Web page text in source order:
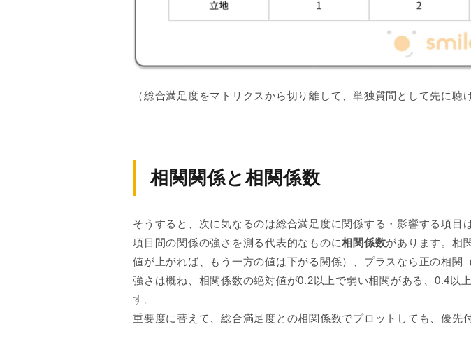
（総合満足度をマトリクスから切り離して、単独質問として先に聴
相関関係と相関係数
そうすると、次に気なるのは総合満足度に関係する・影響する項目
項目間の関係の強さを測る代表的なものに相関係数があります。相
値が上がれば、もう一方の値は下がる関係）、プラスなら正の相
強さは概ね、相関係数の絶対値が0.2以上で弱い相関がある、0.4以
す。
重要度に替えて、総合満足度との相関係数でプロットしても、優先